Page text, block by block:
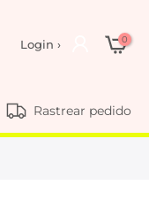
Login › 0
Rastrear pedido